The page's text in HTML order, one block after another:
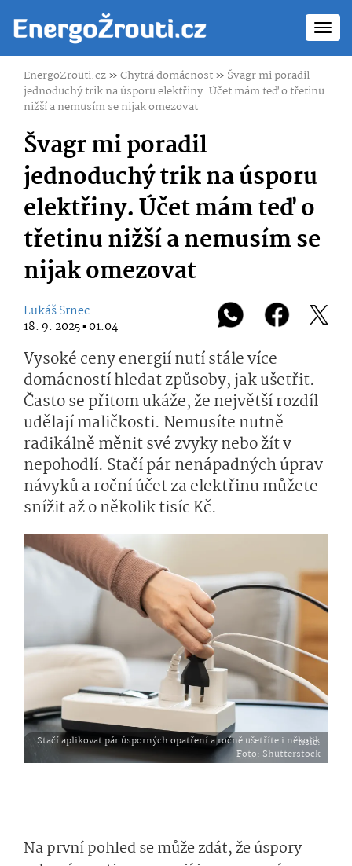
EnergoZrouti.cz»Chytrá domácnost» Švagr mi poradil
jednoduchý trik na úsporu elektřiny. Účet mám teď o třetinu
nižší a nemusím se nijak omezovat
Švagr mi poradil
jednoduchý trik na úsporu
elektřiny. Účet mám teď o
třetinu nižší a nemusím se
nijak omezovat
Lukáš Srnec
18. 9. 2025 ▪ 01:04
Vysoké ceny energií nutí stále více
domácností hledat způsoby, jak ušetřit.
Často se přitom ukáže, že největší rozdíl
udělají maličkosti. Nemusíte nutně
radikálně měnit své zvyky nebo žít v
nepohodlí. Stačí pár nenápadných úprav
návyků a roční účet za elektřinu můžete
snížit až o několik tisíc Kč.
Stačí aplikovat pár úsporných opatření a ročně ušetříte i několik tisíc.
Foto: Shutterstock
Na první pohled se může zdát, že úspory